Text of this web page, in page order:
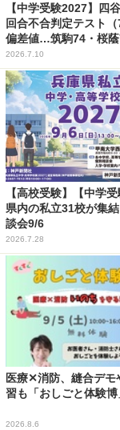
【中学受験2027】四
回合不合判定テスト（
偏差値…筑駒74・桜蔭
2026.7.10
【高校受験】【中学
県内の私立31校が集
談会9/6
2026.7.28
医療✕消防、縫合デモ
習も「おしごと体験
2026.8.6